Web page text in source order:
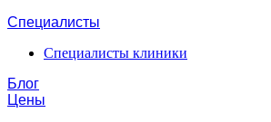
Специалисты
Специалисты клиники
Блог
Цены